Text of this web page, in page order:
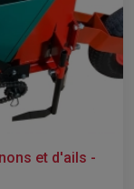
et d'ails -